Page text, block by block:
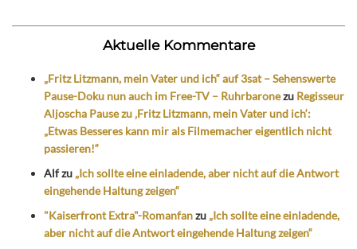
Aktuelle Kommentare
„Fritz Litzmann, mein Vater und ich“ auf 3sat – Sehenswerte
Pause-Doku nun auch im Free-TV – Ruhrbaronezu Regisseur
Aljoscha Pause zu ‚Fritz Litzmann, mein Vater und ich‘:
„Etwas Besseres kann mir als Filmemacher eigentlich nicht
passieren!“
Alfzu „Ich sollte eine einladende, aber nicht auf die Antwort
eingehende Haltung zeigen“
"Kaiserfront Extra"-Romanfanzu „Ich sollte eine einladende,
aber nicht auf die Antwort eingehende Haltung zeigen“